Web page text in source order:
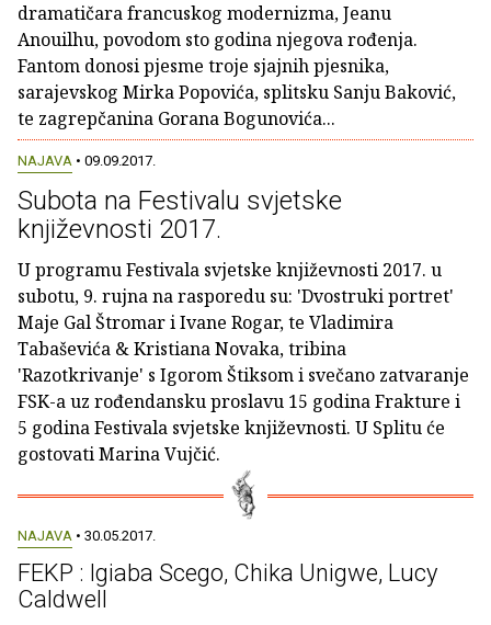
dramatičara francuskog modernizma, Jeanu
Anouilhu, povodom sto godina njegova rođenja.
Fantom donosi pjesme troje sjajnih pjesnika,
sarajevskog Mirka Popovića, splitsku Sanju Baković,
te zagrepčanina Gorana Bogunovića...
NAJAVA • 09.09.2017.
Subota na Festivalu svjetske
književnosti 2017.
U programu Festivala svjetske književnosti 2017. u
subotu, 9. rujna na rasporedu su: 'Dvostruki portret'
Maje Gal Štromar i Ivane Rogar, te Vladimira
Tabaševića & Kristiana Novaka, tribina
'Razotkrivanje' s Igorom Štiksom i svečano zatvaranje
FSK-a uz rođendansku proslavu 15 godina Frakture i
5 godina Festivala svjetske književnosti. U Splitu će
gostovati Marina Vujčić.
NAJAVA • 30.05.2017.
FEKP : Igiaba Scego, Chika Unigwe, Lucy
Caldwell